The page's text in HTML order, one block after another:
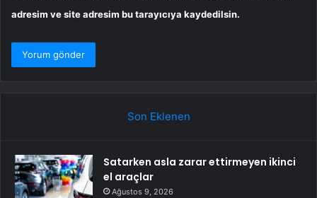
adresim ve site adresim bu tarayıcıya kaydedilsin.
Son Eklenen
Satarken asla zarar ettirmeyen ikinci
el araçlar
Ağustos 9, 2026